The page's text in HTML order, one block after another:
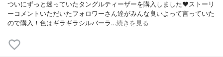
ついにずっと迷っていたタングルティーザーを購入しました❤ストーリ
ーコメントいただいたフォロワーさん達がみんな良いよって言っていた
ので購入！色はギラギラシルバーラ…続きを見る